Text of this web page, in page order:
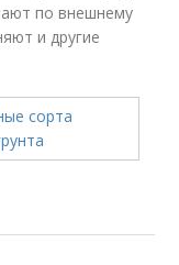
по внешнему
и другие